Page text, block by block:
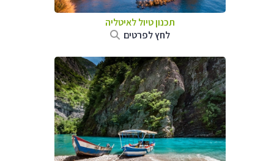
תכנון טיול לאיטליה
לחץ לפרטים